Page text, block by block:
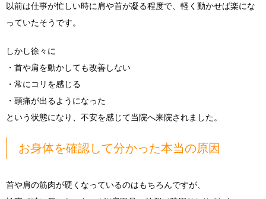
以前は仕事が忙しい時に肩や首が凝る程度で、軽く動かせば楽にな
っていたそうです。
しかし徐々に
・首や肩を動かしても改善しない
・常にコリを感じる
・頭痛が出るようになった
という状態になり、不安を感じて当院へ来院されました。
お身体を確認して分かった本当の原因
首や肩の筋肉が硬くなっているのはもちろんですが、